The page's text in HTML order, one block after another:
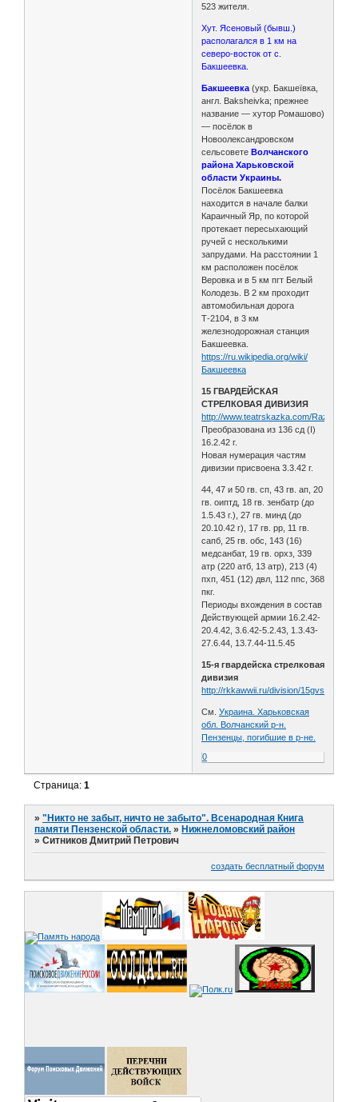
523 жителя.
Хут. Ясеновый (бывш.)
располагался в 1 км на
северо-восток от с.
Бакшеевка.
Бакшеевка (укр. Бакшеївка,
англ. Baksheivka; прежнее
название — хутор Ромашово)
— посёлок в
Новоолександровском
сельсоветеВолчанского
района Харьковской
области Украины.
Посёлок Бакшеевка
находится в начале балки
Караичный Яр, по которой
протекает пересыхающий
ручей с несколькими
запрудами. На расстоянии 1
км расположен посёлок
Веровка и в 5 км пгт Белый
Колодезь. В 2 км проходит
автомобильная дорога
Т-2104, в 3 км
железнодорожная станция
Бакшеевка.
https://ru.wikipedia.org/wiki/
Бакшеевка
15 ГВАРДЕЙСКАЯ
СТРЕЛКОВАЯ ДИВИЗИЯ
http://www.teatrskazka.com/Raznoe/
Преобразована из 136 сд (I)
16.2.42 г.
Новая нумерация частям
дивизии присвоена 3.3.42 г.
44, 47 и 50 гв. сп, 43 гв. ап, 20
гв. оиптд, 18 гв. зенбатр (до
1.5.43 г.), 27 гв. минд (до
20.10.42 г), 17 гв. рр, 11 гв.
сапб, 25 гв. обс, 143 (16)
медсанбат, 19 гв. орхз, 339
атр (220 атб, 13 атр), 213 (4)
пхп, 451 (12) двл, 112 ппс, 368
пкг.
Периоды вхождения в состав
Действующей армии 16.2.42-
20.4.42, 3.6.42-5.2.43, 1.3.43-
27.6.44, 13.7.44-11.5.45
15-я гвардейска стрелковая
дивизия
http://rkkawwii.ru/division/15gvsdf1
См.Украина. Харьковская
обл. Волчанский р-н.
Пензенцы, погибшие в р-не.
0
Страница:1
»"Никто не забыт, ничто не забыто". Всенародная Книга
памяти Пензенской области. » Нижнеломовский район
»Ситников Дмитрий Петрович
создать бесплатный форум